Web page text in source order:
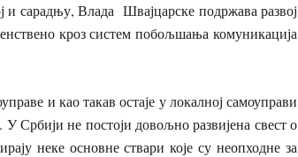
сарадњу, Влада Швајцарске подржава развој
кроз систем побољшања комуникација
и као такав остаје у локалној самоуправи
У Србији не постоји довољно развијена свест о
неке основне ствари које су неопходне за